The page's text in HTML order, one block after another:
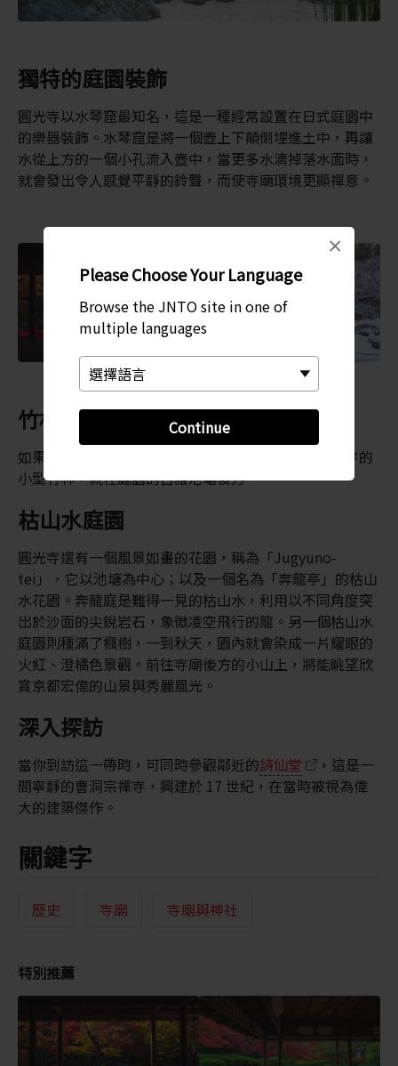
Please Choose Your Language
Browse the JNTO site in one of
multiple languages
Continue
×
獨特的庭園裝飾
圓光寺以水琴窟最知名，這是一種經常設置在日式庭園中
的樂器裝飾。水琴窟是將一個壺上下顛倒埋進土中，再讓
水從上方的一個小孔流入壺中，當更多水滴掉落水面時，
就會發出令人感覺平靜的鈴聲，而使寺廟環境更顯禪意。
竹林
如果覺得嵐山竹林的遊客人潮太多，則可以參觀圓光寺的
小型竹林，就在庭園的古雅池塘後方。
枯山水庭園
圓光寺還有一個風景如畫的花園，稱為「Jugyuno-
tei」，它以池塘為中心；以及一個名為「奔龍亭」的枯山
水花園。奔龍庭是難得一見的枯山水，利用以不同角度突
出於沙面的尖銳岩石，象徵凌空飛行的龍。另一個枯山水
庭園則種滿了楓樹，一到秋天，園內就會染成一片耀眼的
火紅、澄橘色景觀。前往寺廟後方的小山上，將能眺望欣
賞京都宏偉的山景與秀麗風光。
深入探訪
當你到訪這一帶時，可同時參觀鄰近的詩仙堂
，這是一
間寧靜的曹洞宗禪寺，興建於 17 世紀，在當時被視為偉
大的建築傑作。
關鍵字
歷史 寺廟 寺廟與神社
特別推薦